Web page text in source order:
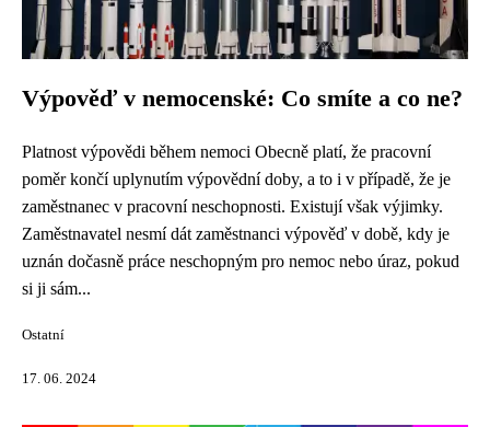
Výpověď v nemocenské: Co smíte a co ne?
Platnost výpovědi během nemoci Obecně platí, že pracovní
poměr končí uplynutím výpovědní doby, a to i v případě, že je
zaměstnanec v pracovní neschopnosti. Existují však výjimky.
Zaměstnavatel nesmí dát zaměstnanci výpověď v době, kdy je
uznán dočasně práce neschopným pro nemoc nebo úraz, pokud
si ji sám...
Ostatní
17. 06. 2024